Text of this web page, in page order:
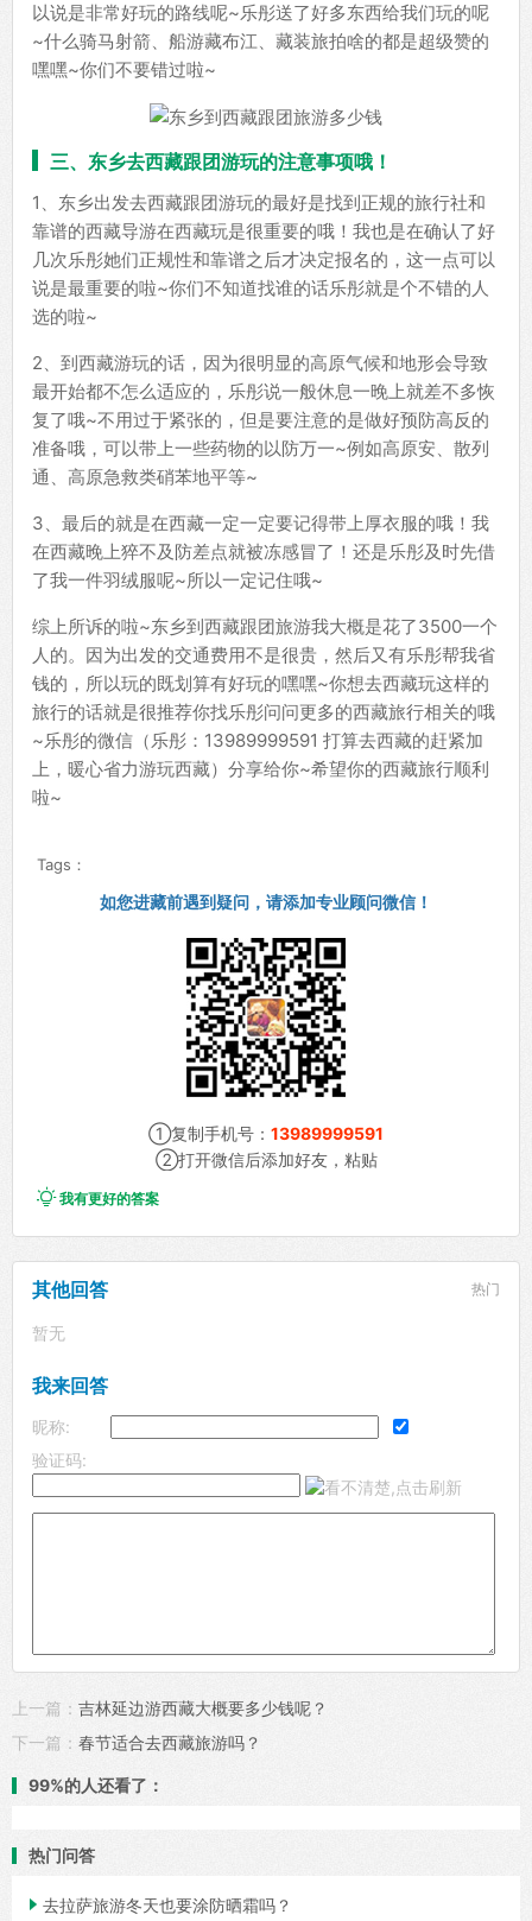
以说是非常好玩的路线呢~乐彤送了好多东西给我们玩的呢
~什么骑马射箭、船游藏布江、藏装旅拍啥的都是超级赞的
嘿嘿~你们不要错过啦~
三、东乡去西藏跟团游玩的注意事项哦！
1、东乡出发去西藏跟团游玩的最好是找到正规的旅行社和
靠谱的西藏导游在西藏玩是很重要的哦！我也是在确认了好
几次乐彤她们正规性和靠谱之后才决定报名的，这一点可以
说是最重要的啦~你们不知道找谁的话乐彤就是个不错的人
选的啦~
2、到西藏游玩的话，因为很明显的高原气候和地形会导致
最开始都不怎么适应的，乐彤说一般休息一晚上就差不多恢
复了哦~不用过于紧张的，但是要注意的是做好预防高反的
准备哦，可以带上一些药物的以防万一~例如高原安、散列
通、高原急救类硝苯地平等~
3、最后的就是在西藏一定一定要记得带上厚衣服的哦！我
在西藏晚上猝不及防差点就被冻感冒了！还是乐彤及时先借
了我一件羽绒服呢~所以一定记住哦~
综上所诉的啦~东乡到西藏跟团旅游我大概是花了3500一个
人的。因为出发的交通费用不是很贵，然后又有乐彤帮我省
钱的，所以玩的既划算有好玩的嘿嘿~你想去西藏玩这样的
旅行的话就是很推荐你找乐彤问问更多的西藏旅行相关的哦
~乐彤的微信（乐彤：13989999591 打算去西藏的赶紧加
上，暖心省力游玩西藏）分享给你~希望你的西藏旅行顺利
啦~
Tags：
如您进藏前遇到疑问，请添加专业顾问微信！
①复制手机号： 13989999591
②打开微信后添加好友，粘贴
我有更好的答案
其他回答 热门
暂无
我来回答
昵称:
验证码:
上一篇： 吉林延边游西藏大概要多少钱呢？
下一篇： 春节适合去西藏旅游吗？
99%的人还看了：
热门问答
 去拉萨旅游冬天也要涂防晒霜吗？